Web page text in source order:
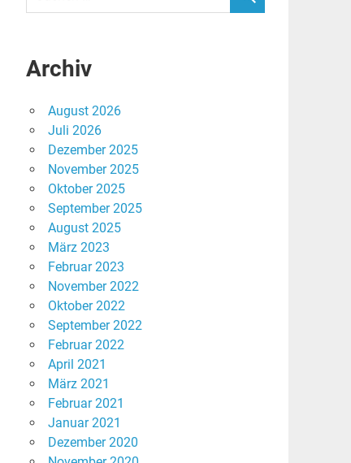
Archiv
August 2026
Juli 2026
Dezember 2025
November 2025
Oktober 2025
September 2025
August 2025
März 2023
Februar 2023
November 2022
Oktober 2022
September 2022
Februar 2022
April 2021
März 2021
Februar 2021
Januar 2021
Dezember 2020